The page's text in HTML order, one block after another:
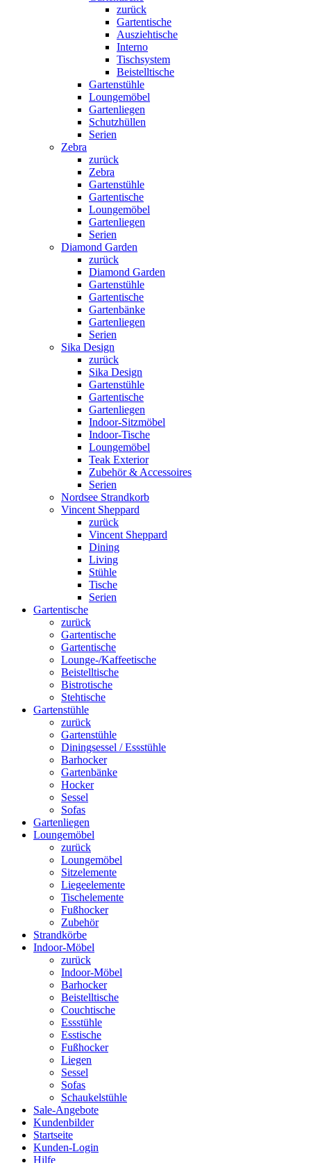
zurück
Gartentische
Ausziehtische
Interno
Tischsystem
Beistelltische
Gartenstühle
Loungemöbel
Gartenliegen
Schutzhüllen
Serien
Zebra
zurück
Zebra
Gartenstühle
Gartentische
Loungemöbel
Gartenliegen
Serien
Diamond Garden
zurück
Diamond Garden
Gartenstühle
Gartentische
Gartenbänke
Gartenliegen
Serien
Sika Design
zurück
Sika Design
Gartenstühle
Gartentische
Gartenliegen
Indoor-Sitzmöbel
Indoor-Tische
Loungemöbel
Teak Exterior
Zubehör & Accessoires
Serien
Nordsee Strandkorb
Vincent Sheppard
zurück
Vincent Sheppard
Dining
Living
Stühle
Tische
Serien
Gartentische
zurück
Gartentische
Gartentische
Lounge-/Kaffeetische
Beistelltische
Bistrotische
Stehtische
Gartenstühle
zurück
Gartenstühle
Diningsessel / Essstühle
Barhocker
Gartenbänke
Hocker
Sessel
Sofas
Gartenliegen
Loungemöbel
zurück
Loungemöbel
Sitzelemente
Liegeelemente
Tischelemente
Fußhocker
Zubehör
Strandkörbe
Indoor-Möbel
zurück
Indoor-Möbel
Barhocker
Beistelltische
Couchtische
Essstühle
Esstische
Fußhocker
Liegen
Sessel
Sofas
Schaukelstühle
Sale-Angebote
Kundenbilder
Startseite
Kunden-Login
Hilfe